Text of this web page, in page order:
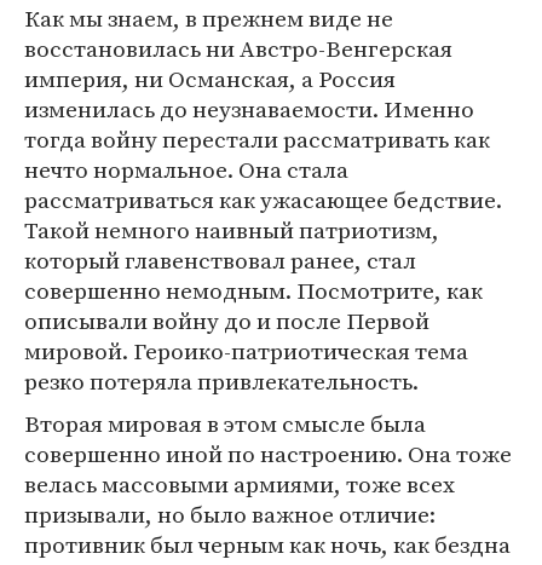
Как мы знаем, в прежнем виде не
восстановилась ни Австро-Венгерская
империя, ни Османская, а Россия
изменилась до неузнаваемости. Именно
тогда войну перестали рассматривать как
нечто нормальное. Она стала
рассматриваться как ужасающее бедствие.
Такой немного наивный патриотизм,
который главенствовал ранее, стал
совершенно немодным. Посмотрите, как
описывали войну до и после Первой
мировой. Героико-патриотическая тема
резко потеряла привлекательность.
Вторая мировая в этом смысле была
совершенно иной по настроению. Она тоже
велась массовыми армиями, тоже всех
призывали, но было важное отличие:
противник был черным как ночь, как бездна